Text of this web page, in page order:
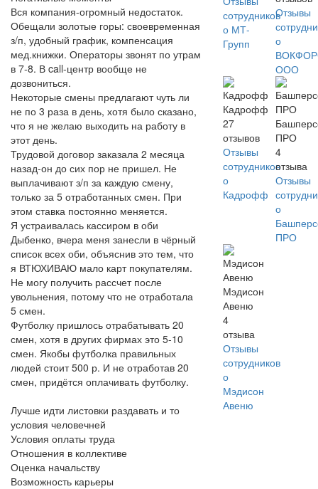
Вся компания-огромный недостаток.
Обещали золотые горы: своевременная
з/п, удобный график, компенсация
мед.книжки. Операторы звонят по утрам
в 7-8. В call-центр вообще не
дозвониться.
Некоторые смены предлагают чуть ли
не по 3 раза в день, хотя было сказано,
что я не желаю выходить на работу в
этот день.
Трудовой договор заказала 2 месяца
назад-он до сих пор не пришел. Не
выплачивают з/п за каждую смену,
только за 5 отработанных смен. При
этом ставка постоянно меняется.
Я устраивалась кассиром в оби
Дыбенко, вчера меня занесли в чёрный
список всех оби, объяснив это тем, что
я ВТЮХИВАЮ мало карт покупателям.
Не могу получить рассчет после
увольнения, потому что не отработала
5 смен.
Футболку пришлось отрабатывать 20
смен, хотя в других фирмах это 5-10
смен. Якобы футболка правильных
людей стоит 500 р. И не отработав 20
смен, придётся оплачивать футболку.
Лучше идти листовки раздавать и то
условия человечней
Условия оплаты труда
Отношения в коллективе
Оценка начальству
Возможность карьеры
сотрудников
о МТ-
Групп
Отзывы
о
ООО
Кадрофф
27
отзывов
Отзывы
сотрудников
о
Кадрофф
ПРО
4
отзыва
Отзывы
о
ПРО
Мэдисон
Авеню
4
отзыва
Отзывы
сотрудников
о
Мэдисон
Авеню